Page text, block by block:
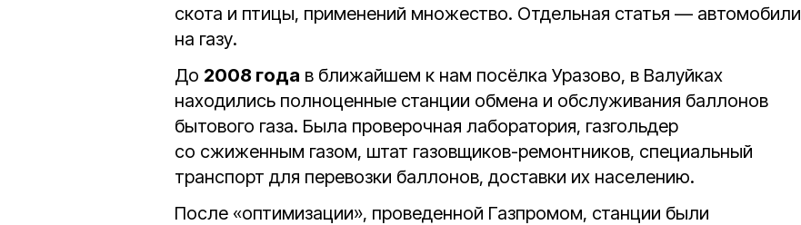
скота и птицы, применений множество. Отдельная статья — автомобили
на газу.
До 2008 года в ближайшем к нам посёлка Уразово, в Валуйках
находились полноценные станции обмена и обслуживания баллонов
бытового газа. Была проверочная лаборатория, газгольдер
со сжиженным газом, штат газовщиков-ремонтников, специальный
транспорт для перевозки баллонов, доставки их населению.
После «оптимизации», проведенной Газпромом, станции были